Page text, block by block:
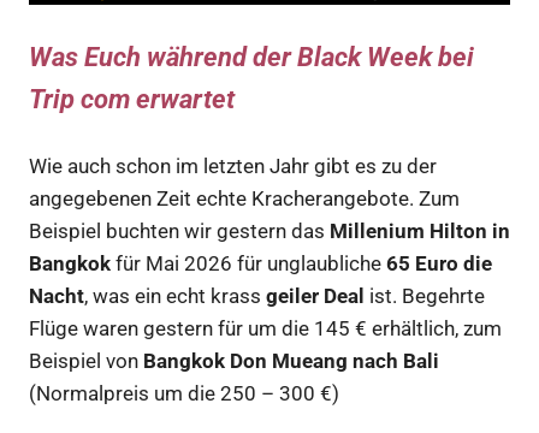
Was Euch während der Black Week bei
Trip com erwartet
Wie auch schon im letzten Jahr gibt es zu der
angegebenen Zeit echte Kracherangebote. Zum
Beispiel buchten wir gestern das Millenium Hilton in
Bangkok für Mai 2026 für unglaubliche 65 Euro die
Nacht, was ein echt krass geiler Deal ist. Begehrte
Flüge waren gestern für um die 145 € erhältlich, zum
Beispiel von Bangkok Don Mueang nach Bali
(Normalpreis um die 250 – 300 €)